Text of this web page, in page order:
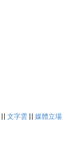
|| 文字雲 || 媒體立場